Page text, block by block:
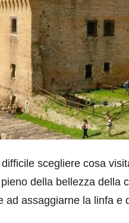
scegliere cosa
della bellezza della
assaggiarne la linfa e